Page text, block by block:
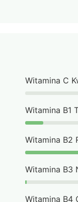
Witamina C
Witamina B1
Witamina B2
Witamina B3
Witamina B4